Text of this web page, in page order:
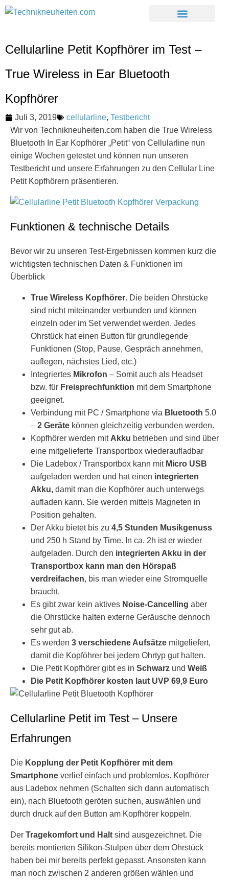
Cellularline Petit Kopfhörer im Test –
True Wireless in Ear Bluetooth
Kopfhörer
Juli 3, 2019 cellularline, Testbericht
Wir von Technikneuheiten.com haben die True Wireless
Bluetooth In Ear Kopfhörer „Petit“ von Cellularline nun
einige Wochen getestet und können nun unseren
Testbericht und unsere Erfahrungen zu den Cellular Line
Petit Kopfhörern präsentieren.
Funktionen & technische Details
Bevor wir zu unseren Test-Ergebnissen kommen kurz die
wichtigsten technischen Daten & Funktionen im
Überblick
True Wireless Kopfhörer. Die beiden Ohrstücke
sind nicht miteinander verbunden und können
einzeln oder im Set verwendet werden. Jedes
Ohrstück hat einen Button für grundlegende
Funktionen (Stop, Pause, Gespräch annehmen,
auflegen, nächstes Lied, etc.)
Integriertes Mikrofon – Somit auch als Headset
bzw. für Freisprechfunktion mit dem Smartphone
geeignet.
Verbindung mit PC / Smartphone via Bluetooth 5.0
– 2 Geräte können gleichzeitig verbunden werden.
Kopfhörer werden mit Akku betrieben und sind über
eine mitgelieferte Transportbox wiederaufladbar
Die Ladebox / Transportbox kann mit Micro USB
aufgeladen werden und hat einen integrierten
Akku, damit man die Kopfhörer auch unterwegs
aufladen kann. Sie werden mittels Magneten in
Position gehalten.
Der Akku bietet bis zu 4,5 Stunden Musikgenuss
und 250 h Stand by Time. In ca. 2h ist er wieder
aufgeladen. Durch den integrierten Akku in der
Transportbox kann man den Hörspaß
verdreifachen, bis man wieder eine Stromquelle
braucht.
Es gibt zwar kein aktives Noise-Cancelling aber
die Ohrstücke halten externe Geräusche dennoch
sehr gut ab.
Es werden 3 verschiedene Aufsätze mitgeliefert,
damit die Kopföhrer bei jedem Ohrtyp gut halten.
Die Petit Kopfhörer gibt es in Schwarz und Weiß
Die Petit Kopfhörer kosten laut UVP 69,9 Euro
Cellularline Petit im Test – Unsere
Erfahrungen
Die Kopplung der Petit Kopfhörer mit dem
Smartphone verlief einfach und problemlos. Kopfhörer
aus Ladebox nehmen (Schalten sich dann automatisch
ein), nach Bluetooth geröten suchen, auswählen und
durch druck auf den Button am Kopfhörer koppeln.
Der Tragekomfort und Halt sind ausgezeichnet. Die
bereits montierten Silikon-Stulpen über dem Ohrstück
haben bei mir bereits perfekt gepasst. Ansonsten kann
man noch zwischen 2 anderen größen wählen und